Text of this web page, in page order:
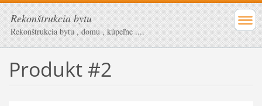
Rekonštrukcia bytu
Rekonštrukcia bytu , domu , kúpeľne ....
Produkt #2